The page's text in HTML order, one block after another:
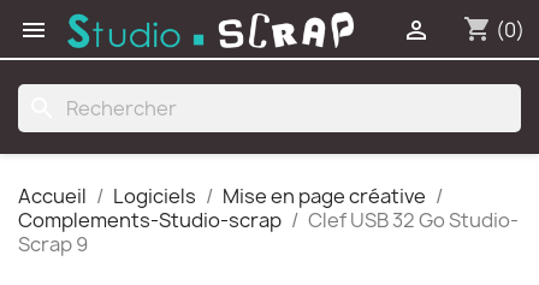
 shopping_cart (0)

Accueil Logiciels
Mise en page créative
Complements-Studio-scrap
Clef USB 32 Go Studio-
Scrap 9